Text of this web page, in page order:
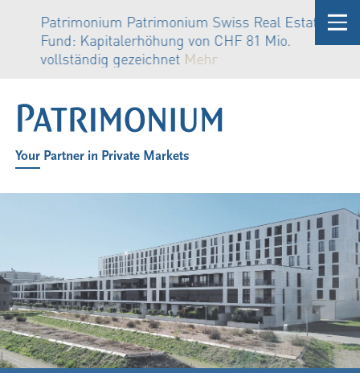
Patrimonium Patrimonium Swiss Real Estate
Fund: Kapitalerhöhung von CHF 81 Mio.
vollständig gezeichnetMehr
Your Partner in Private Markets